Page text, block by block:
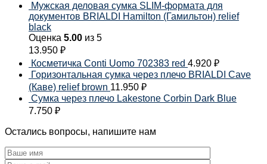
Мужская деловая сумка SLIM-формата для
документов BRIALDI Hamilton (Гамильтон) relief
black
Оценка 5.00 из 5
13.950 ₽
Косметичка Conti Uomo 702383 red 4.920 ₽
Горизонтальная сумка через плечо BRIALDI Cave
(Каве) relief brown 11.950 ₽
Сумка через плечо Lakestone Corbin Dark Blue
7.750 ₽
Остались вопросы, напишите нам